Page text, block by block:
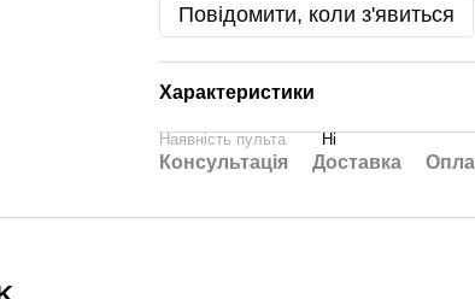
Повідомити, коли з'явиться
Характеристики
Наявність пульта Ні
Консультація Доставка